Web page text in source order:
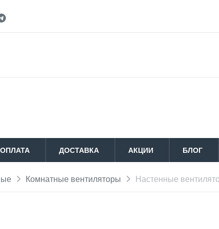
ОПЛАТА ДОСТАВКА АКЦИИ БЛОГ
Комнатные вентиляторы Настенные